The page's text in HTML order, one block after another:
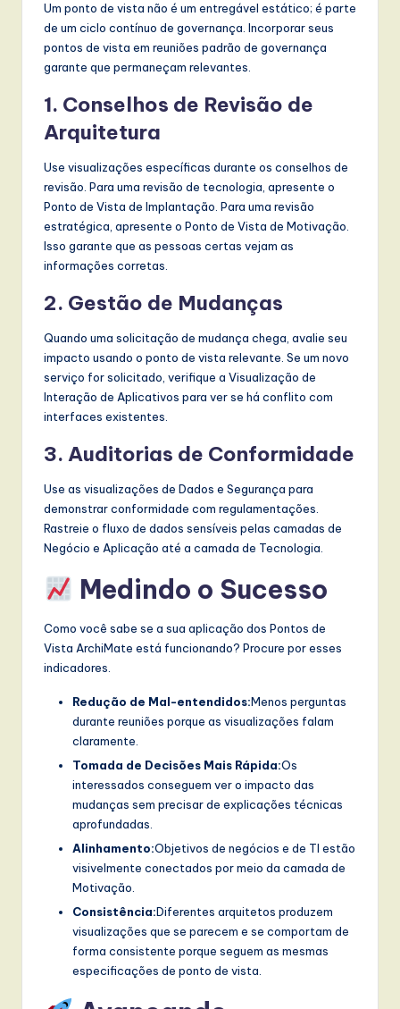
Um ponto de vista não é um entregável estático; é parte
de um ciclo contínuo de governança. Incorporar seus
pontos de vista em reuniões padrão de governança
garante que permaneçam relevantes.
1. Conselhos de Revisão de
Arquitetura
Use visualizações específicas durante os conselhos de
revisão. Para uma revisão de tecnologia, apresente o
Ponto de Vista de Implantação. Para uma revisão
estratégica, apresente o Ponto de Vista de Motivação.
Isso garante que as pessoas certas vejam as
informações corretas.
2. Gestão de Mudanças
Quando uma solicitação de mudança chega, avalie seu
impacto usando o ponto de vista relevante. Se um novo
serviço for solicitado, verifique a Visualização de
Interação de Aplicativos para ver se há conflito com
interfaces existentes.
3. Auditorias de Conformidade
Use as visualizações de Dados e Segurança para
demonstrar conformidade com regulamentações.
Rastreie o fluxo de dados sensíveis pelas camadas de
Negócio e Aplicação até a camada de Tecnologia.
Medindo o Sucesso
Como você sabe se a sua aplicação dos Pontos de
Vista ArchiMate está funcionando? Procure por esses
indicadores.
Redução de Mal-entendidos:Menos perguntas
durante reuniões porque as visualizações falam
claramente.
Tomada de Decisões Mais Rápida:Os
interessados conseguem ver o impacto das
mudanças sem precisar de explicações técnicas
aprofundadas.
Alinhamento:Objetivos de negócios e de TI estão
visivelmente conectados por meio da camada de
Motivação.
Consistência:Diferentes arquitetos produzem
visualizações que se parecem e se comportam de
forma consistente porque seguem as mesmas
especificações de ponto de vista.